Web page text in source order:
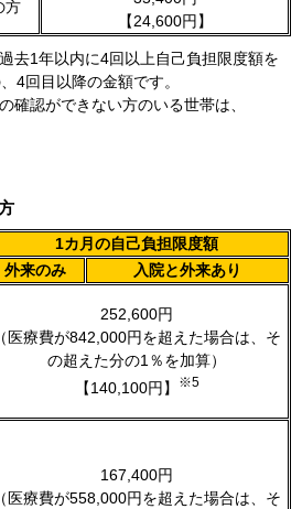
方
【24,600円】
1年以内に4回以上自己負担限度額を
4回目以降の金額です。
確認ができない方のいる世帯は、
1カ月の自己負担限度額
外来のみ
入院と外来あり
252,600円
（医療費が842,000円を超えた場合は、そ
の超えた分の1％を加算）
【140,100円】
※5
167,400円
（医療費が558,000円を超えた場合は、そ